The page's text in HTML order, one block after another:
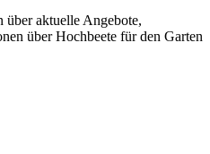
über aktuelle Angebote,
über Hochbeete für den Garten